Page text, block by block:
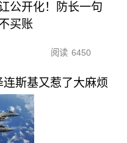
公开化！防长一句
买账
阅读 6450
斯基又惹了大麻烦